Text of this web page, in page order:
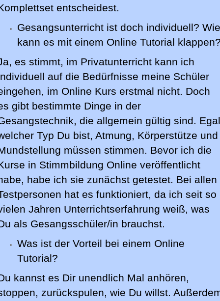
entscheidest.
Gesangsunterricht ist doch individuell? Wie
kann es mit einem Online Tutorial
es stimmt, im Privatunterricht kann ich
auf die Bedürfnisse meine Schüler
im Online Kurs erstmal nicht. Doch
gibt bestimmte Dinge in der
die allgemein gültig sind. Egal
Typ Du bist, Atmung, Körperstütze und
müssen stimmen. Bevor ich die
in Stimmbildung Online veröffentlicht
habe ich sie zunächst getestet. Bei allen
hat es funktioniert, da ich seit so
Jahren Unterrichtserfahrung weiß, was
als Gesangsschüler/in brauchst.
Was ist der Vorteil bei einem Online
Tutorial?
kannst es Dir unendlich Mal anhören,
zurückspulen, wie Du willst.